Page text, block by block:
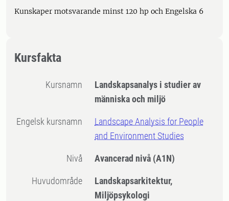
Kunskaper motsvarande minst 120 hp och Engelska 6
Kursfakta
Kursnamn
Landskapsanalys i studier av
människa och miljö
Engelsk kursnamn
Landscape Analysis for People
and Environment Studies
Nivå Avancerad nivå (A1N)
Huvudområde
Landskapsarkitektur,
Miljöpsykologi